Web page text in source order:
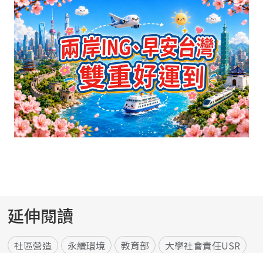
延伸閱讀
社區營造 永續環境 教育部 大學社會責任USR